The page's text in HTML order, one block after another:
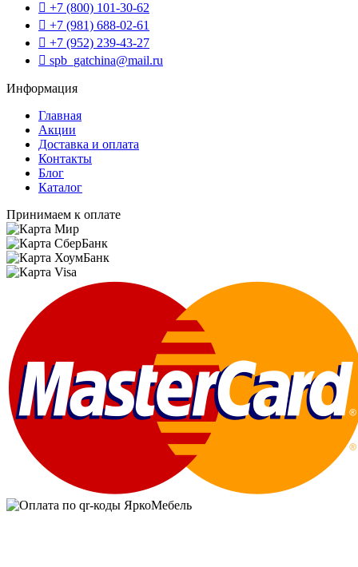
+7 (800) 101-30-62
+7 (981) 688-02-61
+7 (952) 239-43-27
spb_gatchina@mail.ru
Информация
Главная
Акции
Доставка и оплата
Контакты
Блог
Каталог
Принимаем к оплате